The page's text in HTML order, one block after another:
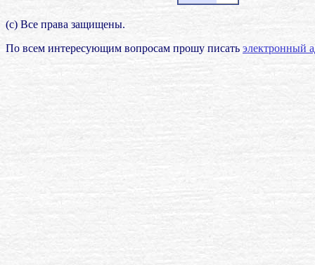
(с) Все права защищены.
По всем интересующим вопросам прошу писать электронный